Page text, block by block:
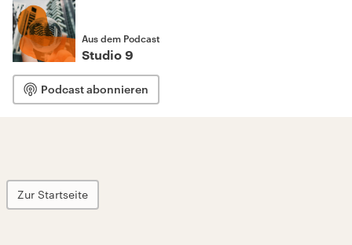
Aus dem Podcast
Studio 9
Podcast abonnieren
Zur Startseite